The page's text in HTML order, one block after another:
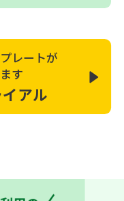
レートが
す
アル